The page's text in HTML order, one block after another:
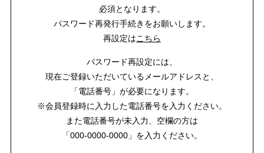
必須となります。
パスワード再発行手続きをお願いします。
再設定はこちら
パスワード再設定には、
現在ご登録いただいているメールアドレスと、
「電話番号」が必要になります。
※会員登録時に入力した電話番号を入力ください。
また電話番号が未入力、空欄の方は
「000-0000-0000」を入力ください。